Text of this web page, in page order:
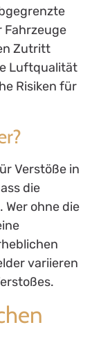
Fahrzeuge
Zutritt
Luftqualität
Risiken für
Verstöße in
die
ohne die
variieren